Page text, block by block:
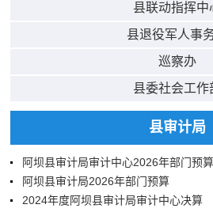
县联动指挥中
县退役军人事
巡察办
县委社会工作
县审计局
阿坝县审计局审计中心2026年部门预算
阿坝县审计局2026年部门预算
2024年度阿坝县审计局审计中心决算